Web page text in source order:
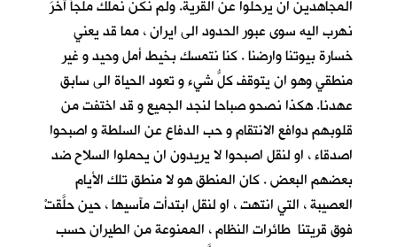
المجاهدين ان يرحلوا عن القرية. ولم نكن نملك ملجأً آخرَ
نهرب اليه سوى عبور الحدود الى ايران ، مما قد يعني
خسارة بيوتنا وارضنا . كنا نتمسك بخيط أمل وحيد و غير
منطقي وهو ان يتوقف كلُّ شيء و تعود الحياة الى سابق
عهدنا. هكذا نصحو صباحا لنجد الجميع و قد اختفت من
قلوبهم دوافع الانتقام و حب الدفاع عن السلطة و اصبحوا
اصدقاء ، او لنقل اصبحوا لا يريدون ان يحملوا السلاح ضد
بعضهم البعض . كان المنطق هو لا منطق تلك الأيام
العصيبة ، التي انتهت ، او لنقل ابتدأت مآسيها ، حين حلَّقتْ
فوق قريتنا طائرات النظام ، الممنوعة من الطيران حسب